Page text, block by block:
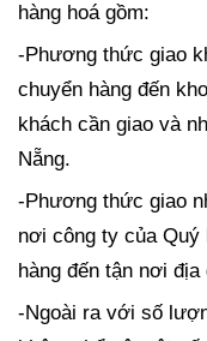
hàng hoá gồm:
-Phương thức giao
chuyển hàng đến
khách cần giao và
Nẵng.
-Phương thức giao
nơi công ty của Quý
hàng đến tận nơi
-Ngoài ra với số